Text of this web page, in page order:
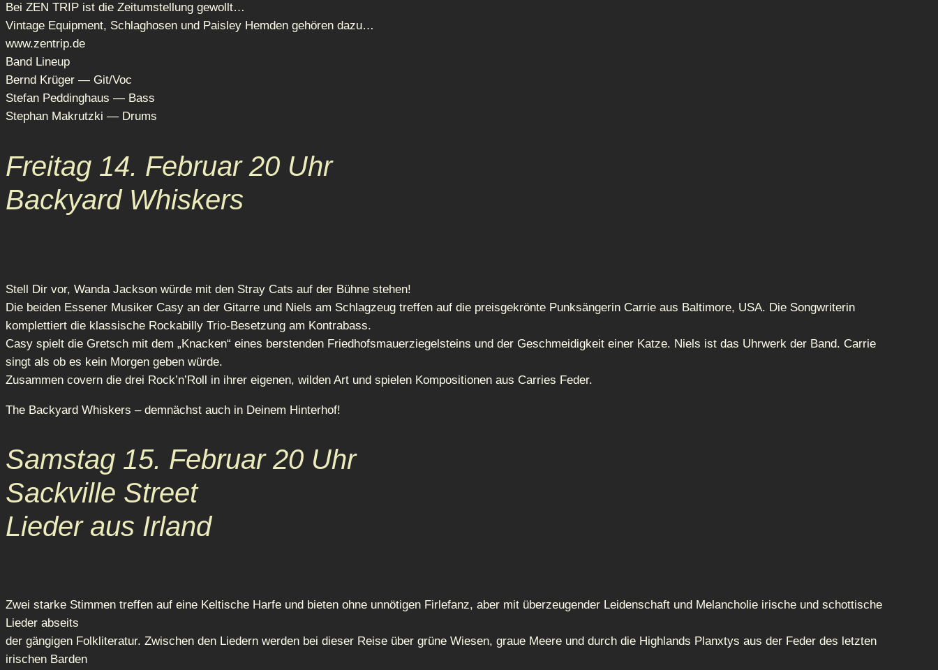
Bei ZEN TRIP ist die Zeitumstellung gewollt…
Vintage Equipment, Schlaghosen und Paisley Hemden gehören dazu…
www.zentrip.de
Band Lineup
Bernd Krüger — Git/Voc
Stefan Peddinghaus — Bass
Stephan Makrutzki — Drums
Freitag 14. Februar 20 Uhr
Backyard Whiskers
Stell Dir vor, Wanda Jackson würde mit den Stray Cats auf der Bühne stehen!
Die beiden Essener Musiker Casy an der Gitarre und Niels am Schlagzeug treffen auf die preisgekrönte Punksängerin Carrie aus Baltimore, USA. Die Songwriterin
komplettiert die klassische Rockabilly Trio-Besetzung am Kontrabass.
Casy spielt die Gretsch mit dem „Knacken“ eines berstenden Friedhofsmauerziegelsteins und der Geschmeidigkeit einer Katze. Niels ist das Uhrwerk der Band. Carrie
singt als ob es kein Morgen geben würde.
Zusammen covern die drei Rock’n’Roll in ihrer eigenen, wilden Art und spielen Kompositionen aus Carries Feder.
The Backyard Whiskers – demnächst auch in Deinem Hinterhof!
Samstag 15. Februar 20 Uhr
Sackville Street
Lieder aus Irland
Zwei starke Stimmen treffen auf eine Keltische Harfe und bieten ohne unnötigen Firlefanz, aber mit überzeugender Leidenschaft und Melancholie irische und schottische
Lieder abseits
der gängigen Folkliteratur. Zwischen den Liedern werden bei dieser Reise über grüne Wiesen, graue Meere und durch die Highlands Planxtys aus der Feder des letzten
irischen Barden